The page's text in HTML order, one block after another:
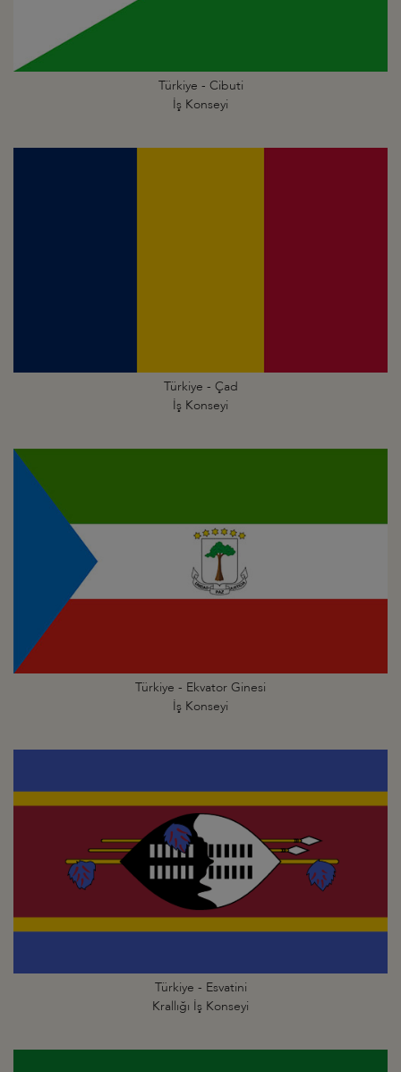
Türkiye - Cibuti
İş Konseyi
Türkiye - Çad
İş Konseyi
Türkiye - Ekvator Ginesi
İş Konseyi
Türkiye - Esvatini
Krallığı İş Konseyi